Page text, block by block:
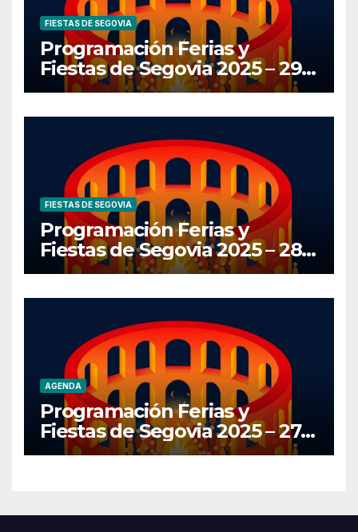
FIESTAS DE SEGOVIA
Programación Ferias y
Fiestas de Segovia 2025 – 29
de Junio
FIESTAS DE SEGOVIA
Programación Ferias y
Fiestas de Segovia 2025 – 28
de Junio
AGENDA
Programación Ferias y
Fiestas de Segovia 2025 – 27
de Junio